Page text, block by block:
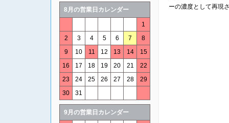
ーの濃度として再現
8月の営業日カレンダー
1
2
3 4 5 6 7
8
9
10 11 12 13 14
15
16
17 18 19 20 21
22
23
24 25 26 27 28
29
30
31
9月の営業日カレンダー